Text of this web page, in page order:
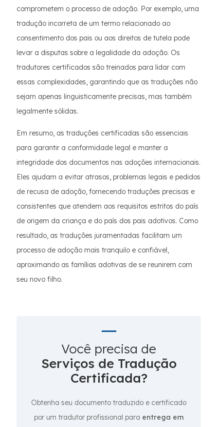
comprometem o processo de adoção. Por exemplo, uma
tradução incorreta de um termo relacionado ao
consentimento dos pais ou aos direitos de tutela pode
levar a disputas sobre a legalidade da adoção. Os
tradutores certificados são treinados para lidar com
essas complexidades, garantindo que as traduções não
sejam apenas linguisticamente precisas, mas também
legalmente sólidas.
Em resumo, as traduções certificadas são essenciais
para garantir a conformidade legal e manter a
integridade dos documentos nas adoções internacionais.
Eles ajudam a evitar atrasos, problemas legais e pedidos
de recusa de adoção, fornecendo traduções precisas e
consistentes que atendem aos requisitos estritos do país
de origem da criança e do país dos pais adotivos. Como
resultado, as traduções juramentadas facilitam um
processo de adoção mais tranquilo e confiável,
aproximando as famílias adotivas de se reunirem com
seu novo filho.
Você precisa de
Serviços de Tradução
Certificada?
Obtenha seu documento traduzido e certificado
por um tradutor profissional para entrega em